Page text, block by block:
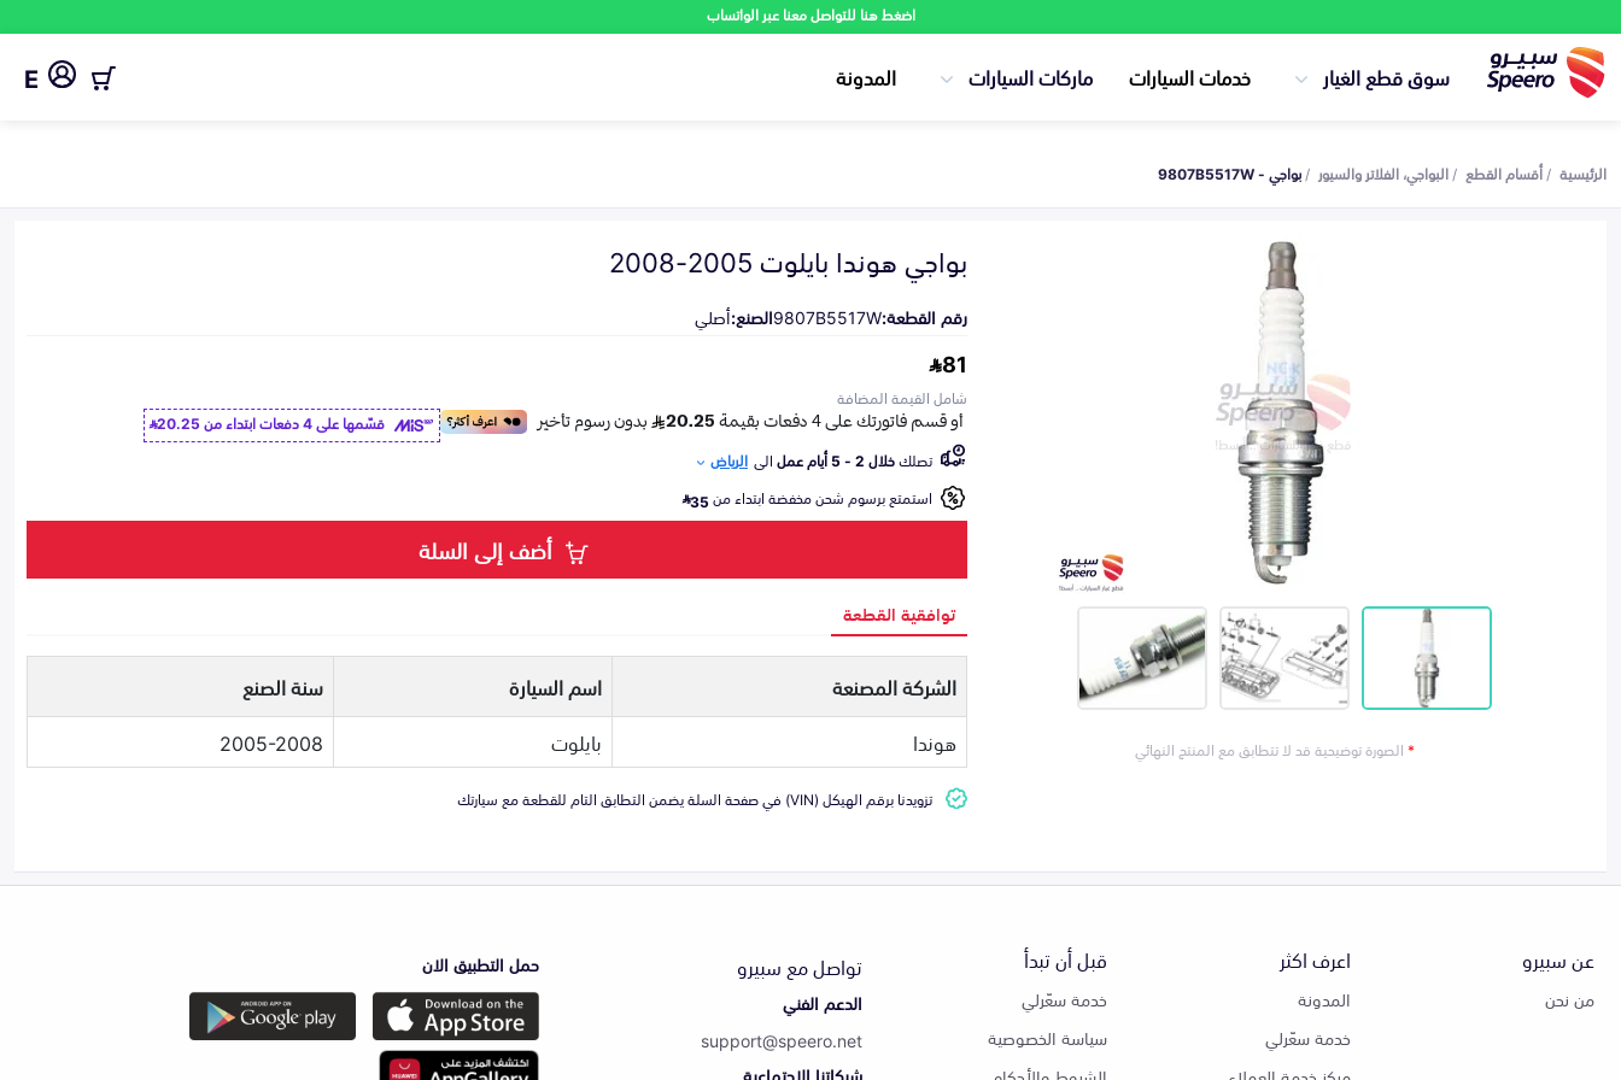
اضغط هنا للتواصل معنا عبر الواتساب
سوق قطع الغيار خدمات السيارات ماركات السيارات المدونة E
الرئيسية أقسام القطع البواجي، الفلاتر والسيور بواجي - 9807B5517W
*الصورة توضيحية قد لا تتطابق مع المنتج النهائي
بواجي هوندا بايلوت 2005-2008
رقم القطعة:9807B5517Wالصنع:أصلي
81
شامل القيمة المضافة
قسّمها على 4 دفعات ابتداء من
20.25
تصلكخلال 2 - 5 أيام عمل الى الرياض
استمتع برسوم شحن مخفضة ابتداء من35
أضف إلى السلة
توافقية القطعة
الشركة المصنعة اسم السيارة
سنة الصنع
هوندا
بايلوت 2005-2008
تزويدنا برقم الهيكل (VIN) في صفحة السلة يضمن التطابق التام للقطعة مع سيارتك
عن سبيرو
من نحن
اعرف اكثر
المدونة
خدمة سعّرلي
قبل أن تبدأ
خدمة سعّرلي
سياسة الخصوصية
تواصل مع سبيرو
الدعم الفني
support@speero.net
حمل التطبيق الان